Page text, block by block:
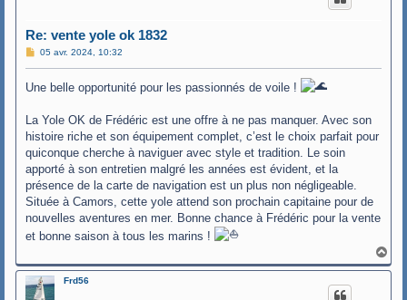
Re: vente yole ok 1832
M
s
a
e
05 avr. 2024, 10:32
Une belle opportunité pour les passionnés de voile !
La Yole OK de Frédéric est une offre à ne pas manquer. Avec son
histoire riche et son équipement complet, c’est le choix parfait pour
quiconque cherche à naviguer avec style et tradition. Le soin
apporté à son entretien malgré les années est évident, et la
présence de la carte de navigation est un plus non négligeable.
Située à Camors, cette yole attend son prochain capitaine pour de
nouvelles aventures en mer. Bonne chance à Frédéric pour la vente
et bonne saison à tous les marins !
a
u
Frd56